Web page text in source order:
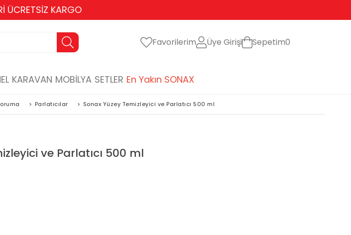
6 TAKSİT
Favorilerim Üye Girişi Sepetim0
KARAVAN MOBİLYA SETLER En Yakın SONAX
> Parlatıcılar > Sonax Yüzey Temizleyici ve Parlatıcı 500 ml
ve Parlatıcı 500 ml